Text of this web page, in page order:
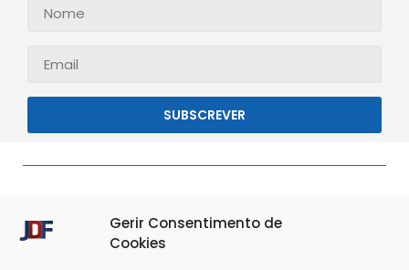
Gerir Consentimento de
Cookies
SUBSCREVER